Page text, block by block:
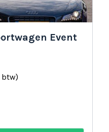
Event
btw)